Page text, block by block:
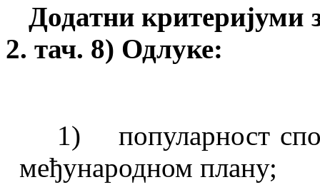
Додатникритеријуми
2. тач. 8) Одлуке:
1) популарност
међународном плану;